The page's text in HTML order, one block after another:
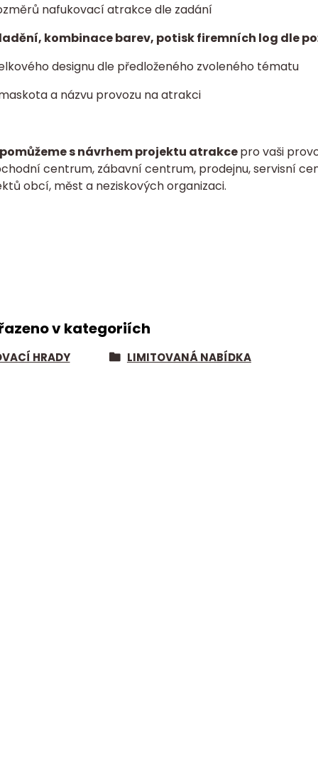
nafukovací atrakce dle zadání
kombinace barev, potisk firemních log dle
designu dle předloženého zvoleného tématu
a názvu provozu na atrakci
s návrhem projektu atrakcepro vaši
centrum, zábavní centrum, prodejnu, servisní
obcí, měst a neziskových organizaci.
v kategoriích
HRADY LIMITOVANÁ NABÍDKA